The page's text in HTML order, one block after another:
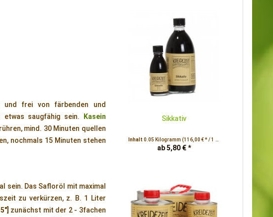
und frei von färbenden und
saugfähig sein.
Kasein
mind. 30 Minuten quellen
nochmals 15 Minuten stehen
sein. Das Safloröl mit maximal
zu verkürzen, z. B. 1 Liter
zunächst mit der 2 - 3fachen
Sikkativ
Inhalt 0.05 Kilogramm (116,00 € * / 1 Kilogramm)
ab 5,80 € *